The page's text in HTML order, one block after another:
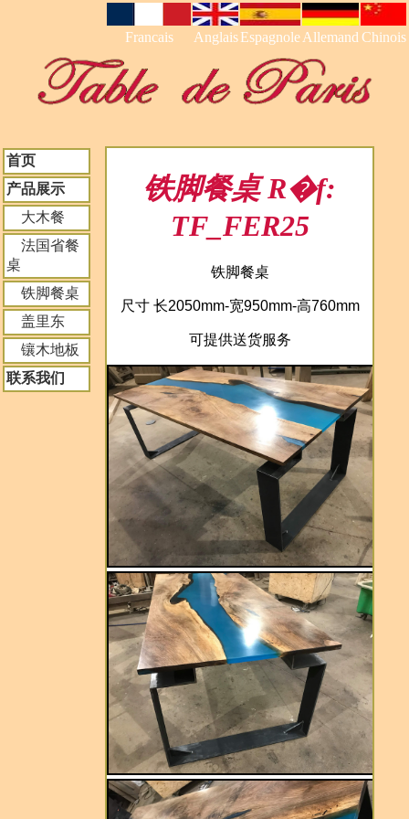
Francais Anglais EspagnoleAllemand Chinois
首页
产品展示
大木餐
法国省餐
桌
铁脚餐桌
盖里东
镶木地板
联系我们
铁脚餐桌 R�f:
TF_FER25
铁脚餐桌
尺寸 长2050mm-宽950mm-高760mm
可提供送货服务